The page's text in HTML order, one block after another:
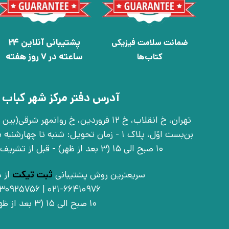
ضمانت سلامت فیزیکی
کتاب‌ها
پشتیبانی آنلاین 24
ساعته در 7 روز هفته
آدرس دفتر مرکز شهر
بن‌بست اوّل، پلاک 1 - زمان تحویل: شنبه
10 صبح الی 15 (3 بعد از ظهر) - قبل از تشریف آوردن تماس بگیرید
سریعترین روش پشتیبانی ثبت تیکت
10 صبح الی 15 (3 بعد از ظهر)